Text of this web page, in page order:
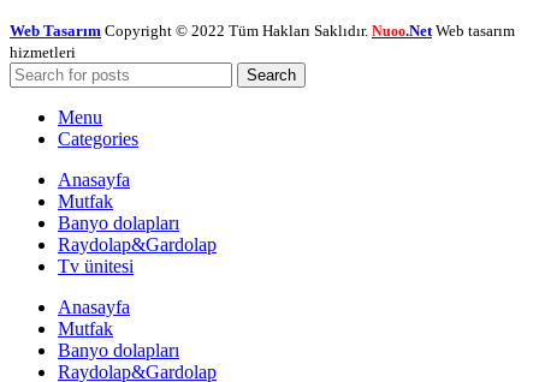
Web Tasarım Copyright © 2022 Tüm Hakları Saklıdır. Nuoo.Net Web tasarım
hizmetleri
Search
Menu
Categories
Anasayfa
Mutfak
Banyo dolapları
Raydolap&Gardolap
Tv ünitesi
Anasayfa
Mutfak
Banyo dolapları
Raydolap&Gardolap